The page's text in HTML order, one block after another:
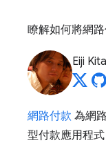
瞭解如何將網
Eiji
網路付款 為網
型付款應用程